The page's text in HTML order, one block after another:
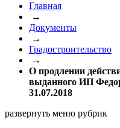
Главная
→
Документы
→
Градостроительство
→
О продлении
выданного ИП
31.07.2018
развернуть меню рубрик